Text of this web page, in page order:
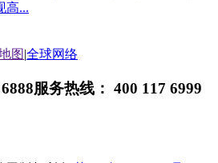
高...
图 |全球网络
服务热线： 400 117 6999